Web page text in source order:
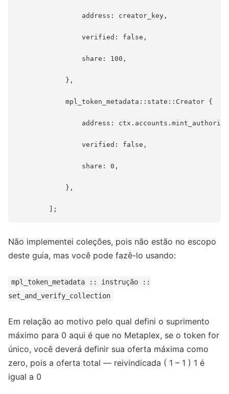
address: creator_key,
verified: false,
share: 100,
},
mpl_token_metadata::state::Creator {
address:
verified: false,
share: 0,
},
Não implementei coleções, pois não estão no escopo
deste guia, mas você pode fazê-lo usando:
mpl_token_metadata :: instrução ::
set_and_verify_collection
Em relação ao motivo pelo qual defini o suprimento
máximo para 0 aqui é que no Metaplex, se o token for
único, você deverá definir sua oferta máxima como
zero, pois a oferta total — reivindicada ( 1 – 1 ) 1 é
igual a 0